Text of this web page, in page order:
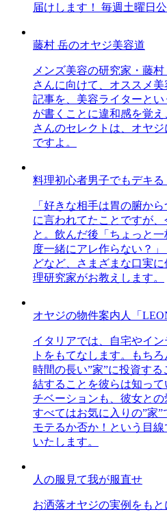
届けします！ 毎週土曜日公
藤村 岳のオヤジ美容道
メンズ美容の研究家・藤
さんに向けて、オススメ
記事を、美容ライターと
が書くことに違和感を覚
さんのセレクトは、オヤ
ですよ。
料理初心者男子でもデキ
「好きな相手は胃の腑か
に言われてたことですが
と。飲んだ後「ちょっと
度一緒にアレ作らない？
どなど、さまざまな口実
理研究家がお教えします。
オヤジの物件案内人「
イタリアでは、自宅やイ
トをもてなします。もち
時間の長い”家”に投資す
結することを彼らは知っ
チベーションも、彼女との
すべてはお気に入りの”家
モテるか否か！という目
いたします。
人の服見て我が服直せ
お洒落オヤジの実例をも